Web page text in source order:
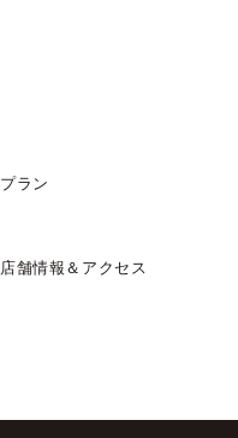
プラン
店舗情報＆アクセス